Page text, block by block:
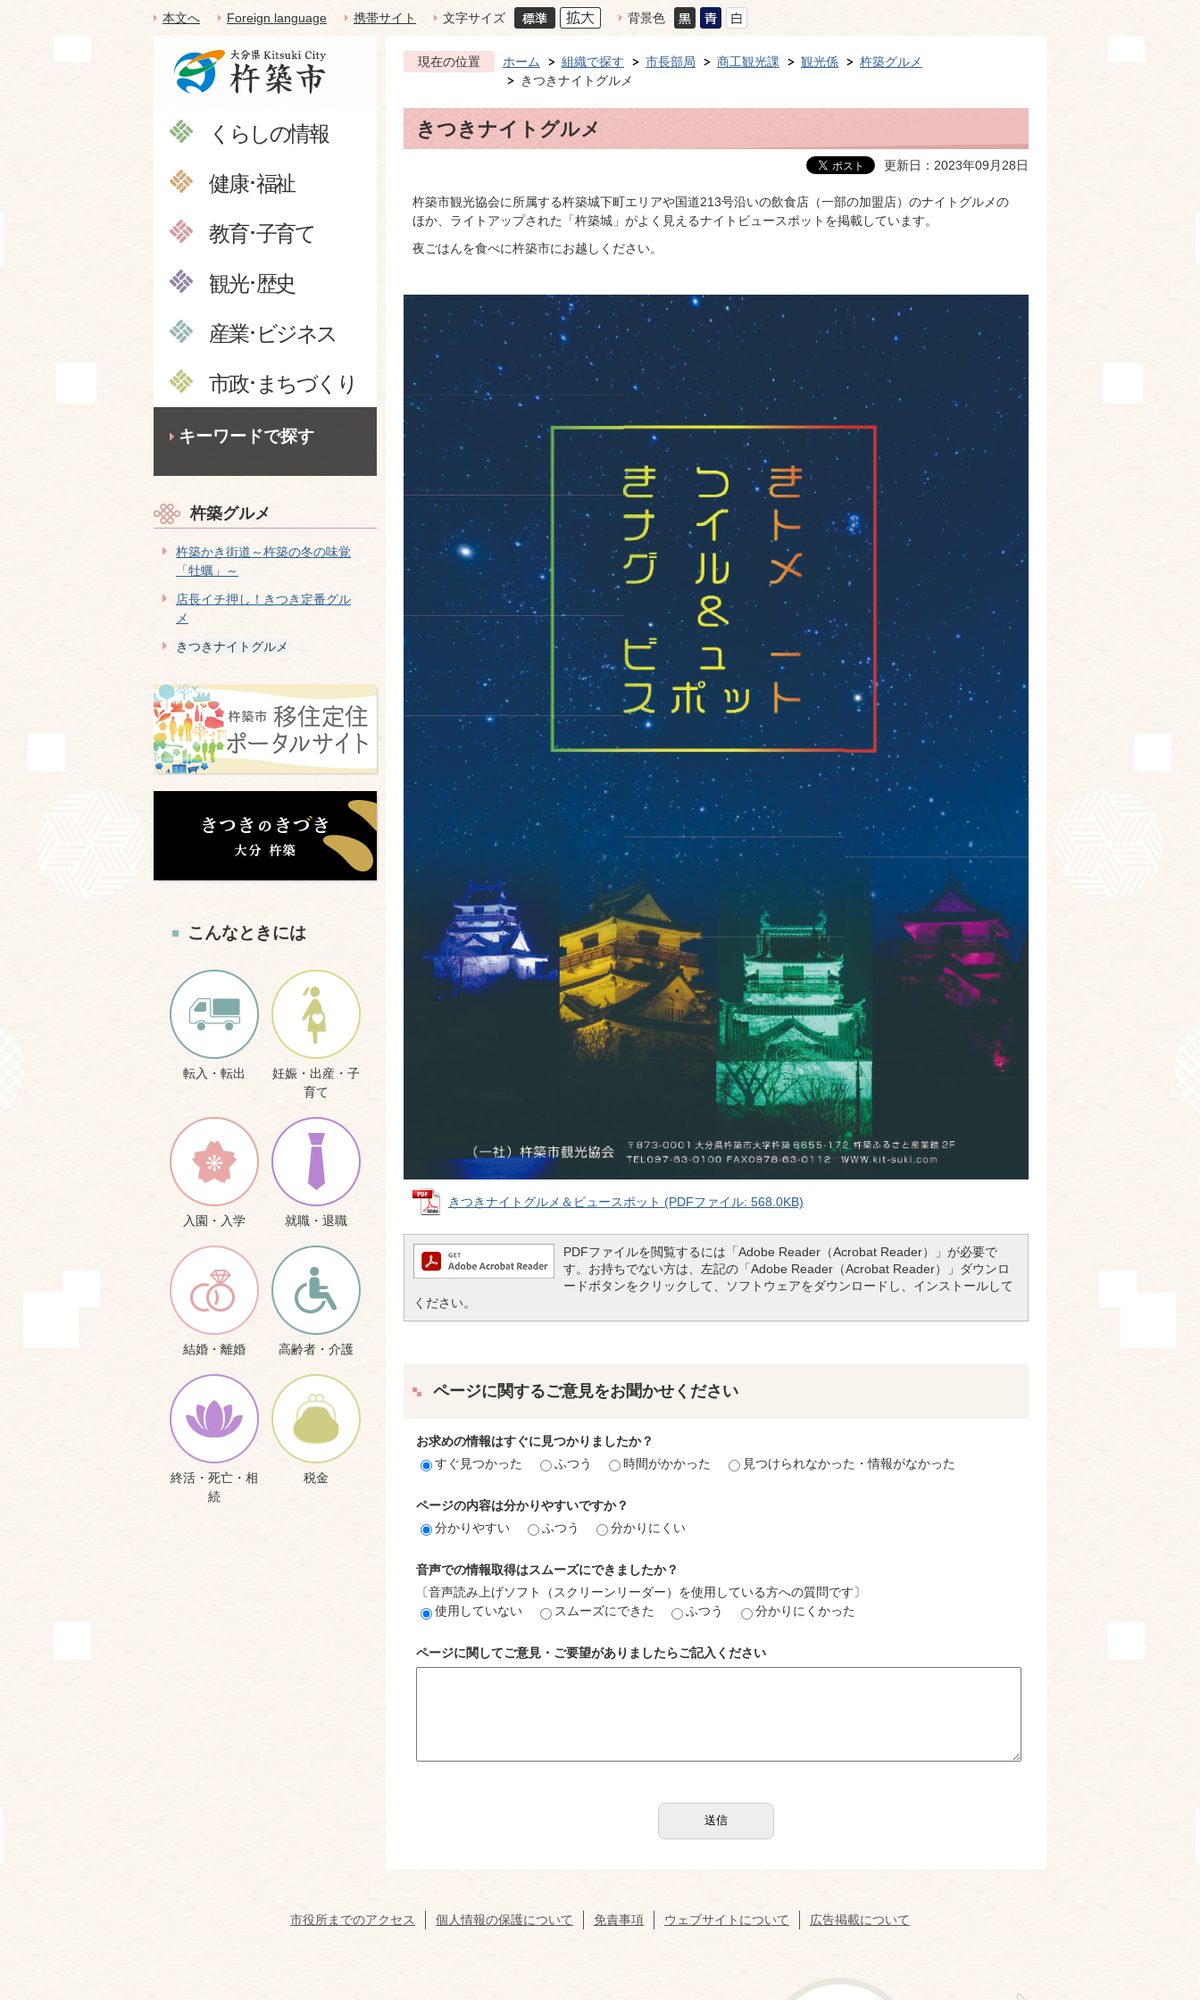
本文へ Foreign language 携帯サイト 文字サイズ 背景色
くらしの情報
健康･福祉
教育･子育て
観光･歴史
産業･ビジネス
市政･まちづくり
キーワードで探す
杵築グルメ
杵築かき街道～杵築の冬の味覚
「牡蠣」～
店長イチ押し！きつき定番グル
メ
きつきナイトグルメ
こんなときには
転入・転出
妊娠・出産・子
育て
入園・入学 就職・退職
結婚・離婚 高齢者・介護
終活・死亡・相
続
税金
現在の位置 ホーム 組織で探す 市長部局 商工観光課 観光係
杵築グルメ
きつきナイトグルメ
きつきナイトグルメ
更新日：2023年09月28日
杵築市観光協会に所属する杵築城下町エリアや国道213号沿いの飲食店（一部の加盟店）のナイトグルメの
ほか、ライトアップされた「杵築城」がよく見えるナイトビュースポットを掲載しています。
夜ごはんを食べに杵築市にお越しください。
きつきナイトグルメ＆ビュースポット (PDFファイル: 568.0KB)
PDFファイルを閲覧するには「Adobe Reader（Acrobat Reader）」が必要で
す。お持ちでない方は、左記の「Adobe Reader（Acrobat Reader）」ダウンロ
ードボタンをクリックして、ソフトウェアをダウンロードし、インストールして
ください。
ページに関するご意見をお聞かせください
お求めの情報はすぐに見つかりましたか？
すぐ見つかった
ふつう 時間がかかった 見つけられなかった・情報がなかった
ページの内容は分かりやすいですか？
分かりやすい
ふつう 分かりにくい
音声での情報取得はスムーズにできましたか？
〔音声読み上げソフト（スクリーンリーダー）を使用している方への質問です〕
使用していない
スムーズにできた ふつう 分かりにくかった
ページに関してご意見・ご要望がありましたらご記入ください
市役所までのアクセス 個人情報の保護について 免責事項 ウェブサイトについて 広告掲載について